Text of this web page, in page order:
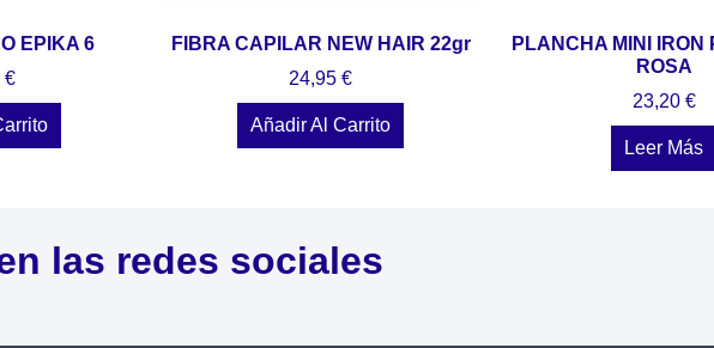
EPIKA 6
€
FIBRA CAPILAR NEW HAIR 22gr
24,95€
Añadir Al Carrito
PLANCHA MINI IRON
ROSA
23,20 €
Leer Más
las redes sociales